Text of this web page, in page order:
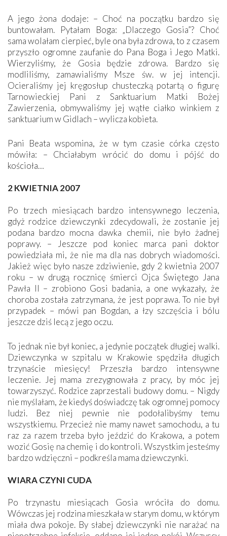
A jego żona dodaje: – Choć na początku bardzo się
buntowałam. Pytałam Boga: „Dlaczego Gosia”? Choć
sama wolałam cierpieć, byle ona była zdrowa, to z czasem
przyszło ogromne zaufanie do Pana Boga i Jego Matki.
Wierzyliśmy, że Gosia będzie zdrowa. Bardzo się
modliliśmy, zamawialiśmy Msze św. w jej intencji.
Ocieraliśmy jej kręgosłup chusteczką potartą o figurę
Tarnowieckiej Pani z Sanktuarium Matki Bożej
Zawierzenia, obmywaliśmy jej wątłe ciałko winkiem z
sanktuarium w Gidlach – wylicza kobieta.
Pani Beata wspomina, że w tym czasie córka często
mówiła: – Chciałabym wrócić do domu i pójść do
kościoła…
2 KWIETNIA 2007
Po trzech miesiącach bardzo intensywnego leczenia,
gdyż rodzice dziewczynki zdecydowali, że zostanie jej
podana bardzo mocna dawka chemii, nie było żadnej
poprawy. – Jeszcze pod koniec marca pani doktor
powiedziała mi, że nie ma dla nas dobrych wiadomości.
Jakież więc było nasze zdziwienie, gdy 2 kwietnia 2007
roku – w drugą rocznicę śmierci Ojca Świętego Jana
Pawła II – zrobiono Gosi badania, a one wykazały, że
choroba została zatrzymana, że jest poprawa. To nie był
przypadek – mówi pan Bogdan, a łzy szczęścia i bólu
jeszcze dziś lecą z jego oczu.
To jednak nie był koniec, a jedynie początek długiej walki.
Dziewczynka w szpitalu w Krakowie spędziła długich
trzynaście miesięcy! Przeszła bardzo intensywne
leczenie. Jej mama zrezygnowała z pracy, by móc jej
towarzyszyć. Rodzice zaprzestali budowy domu. – Nigdy
nie myślałam, że kiedyś doświadczę tak ogromnej pomocy
ludzi. Bez niej pewnie nie podołalibyśmy temu
wszystkiemu. Przecież nie mamy nawet samochodu, a tu
raz za razem trzeba było jeździć do Krakowa, a potem
wozić Gosię na chemię i do kontroli. Wszystkim jesteśmy
bardzo wdzięczni – podkreśla mama dziewczynki.
WIARA CZYNI CUDA
Po trzynastu miesiącach Gosia wróciła do domu.
Wówczas jej rodzina mieszkała w starym domu, w którym
miała dwa pokoje. By słabej dziewczynki nie narażać na